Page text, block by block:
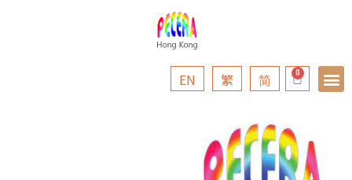
EN 繁 简